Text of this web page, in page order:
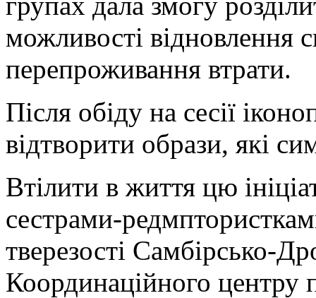
можливості відновлення
перепроживання втрати.
Після обіду на сесії
відтворити образи, які
Втілити в життя цю
сестрами-
тверезості Самбірсько-
Координаційного